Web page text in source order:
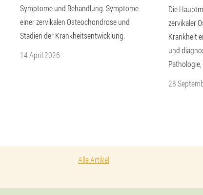
Symptome und Behandlung. Symptome
einer zervikalen Osteochondrose und
Stadien der Krankheitsentwicklung.
14 April 2026
Die
zervikaler
Krankheit
und
28
Alle Artikel